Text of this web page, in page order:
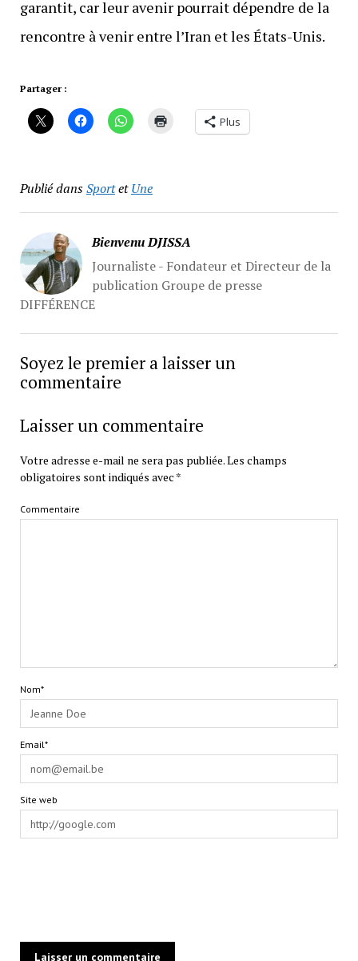
garantit, car leur avenir pourrait dépendre de la
rencontre à venir entre l’Iran et les États-Unis.
Partager :
Plus
Publié dansSportetUne
Bienvenu DJISSA
Journaliste - Fondateur et Directeur de la
publication Groupe de presse
DIFFÉRENCE
Soyez le premier a laisser un
commentaire
Laisser un commentaire
Votre adresse e-mail ne sera pas publiée.Les champs
obligatoires sont indiqués avec *
Commentaire
Nom*
Email*
Site web